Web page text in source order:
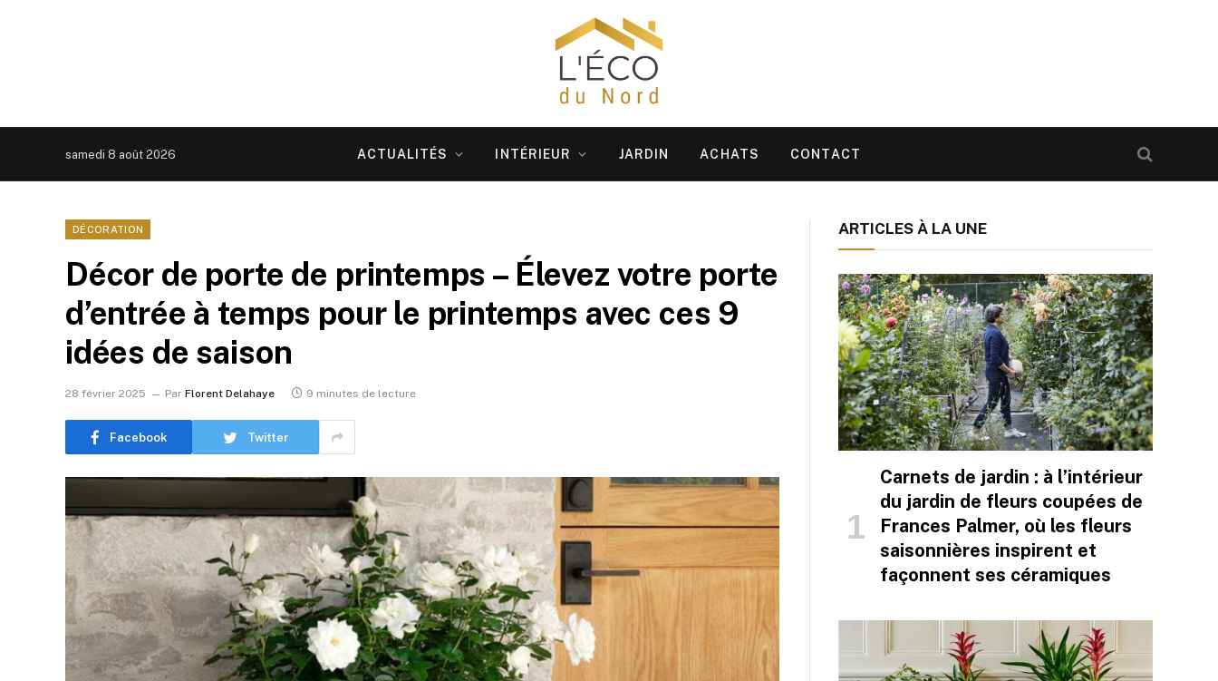
samedi 8 août 2026 ACTUALITÉS INTÉRIEUR JARDIN ACHATS CONTACT
DÉCORATION
Décor de porte de printemps – Élevez votre porte
d’entrée à temps pour le printemps avec ces 9
idées de saison
28 février 2025 Par Florent Delahaye 9 minutes de lecture
Facebook Twitter
ARTICLES À LA UNE
Carnets de jardin : à l’intérieur
du jardin de fleurs coupées de
Frances Palmer, où les fleurs
saisonnières inspirent et
façonnent ses céramiques